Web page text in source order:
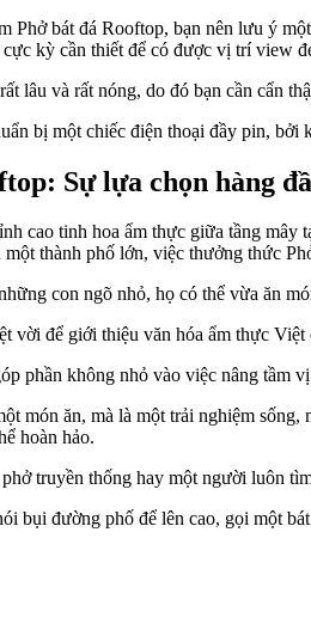
Phở bát đá Rooftop, bạn nên lưu ý
kỳ cần thiết để có được vị trí view
lâu và rất nóng, do đó bạn cần cẩn
bị một chiếc điện thoại đầy pin, bởi
Sự lựa chọn hàng
thành phố lớn, việc thưởng thức
con ngõ nhỏ, họ có thể vừa ăn
vời để giới thiệu văn hóa ẩm thực
phần không nhỏ vào việc nâng tầm
món ăn, mà là một trải nghiệm
hoàn hảo.
truyền thống hay một người luôn
bụi đường phố để lên cao, gọi một